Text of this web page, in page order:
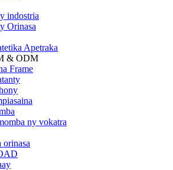
indostria
Orinasa
Apetraka
& ODM
Frame
ny vokatra
orinasa